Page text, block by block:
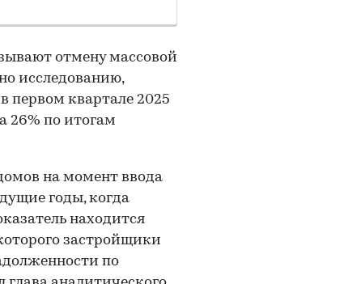
отмену массовой
исследованию,
первом квартале 2025
26% по итогам
на момент ввода
годы, когда
находится
застройщики
по